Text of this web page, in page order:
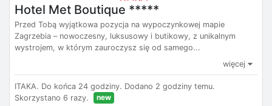
Hotel Met Boutique *****
Przed Tobą wyjątkowa pozycja na wypoczynkowej mapie
Zagrzebia – nowoczesny, luksusowy i butikowy, z unikalnym
wystrojem, w którym zauroczysz się od samego...
więcej
ITAKA. Do końca 24 godziny. Dodano 2 godziny temu.
Skorzystano 6 razy.
new